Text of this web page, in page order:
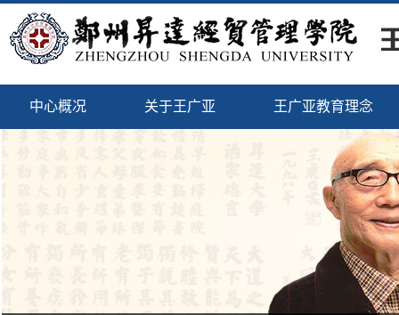
中心概况 关于王广亚 王广亚教育理念